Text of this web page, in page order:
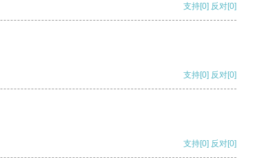
支持[0] 反对[0]
支持[0] 反对[0]
支持[0] 反对[0]